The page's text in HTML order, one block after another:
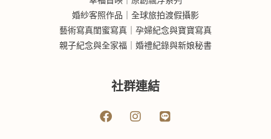
婚紗客照作品｜全球旅拍渡假攝影
藝術寫真閨蜜寫真｜孕婦紀念與寶寶寫真
親子紀念與全家福｜婚禮紀錄與新娘秘書
社群連結